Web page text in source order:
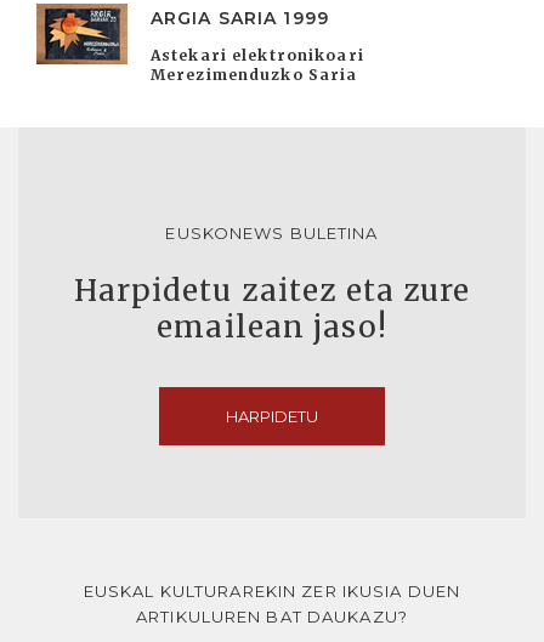
ARGIA SARIA 1999
Astekari elektronikoari
Merezimenduzko Saria
EUSKONEWS BULETINA
Harpidetu zaitez eta zure
emailean jaso!
HARPIDETU
EUSKAL KULTURAREKIN ZER IKUSIA DUEN
ARTIKULUREN BAT DAUKAZU?